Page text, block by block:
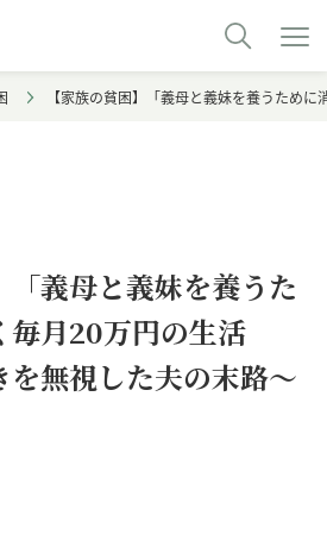
【家族の貧困】「義母と義妹を養うため
「義母と義妹を養うた
毎月20万円の生活
無視した夫の末路～